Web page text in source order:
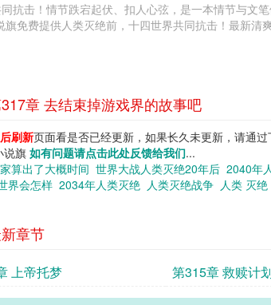
抗击！情节跌宕起伏、扣人心弦，是一本情节与文
免费提供人类灭绝前，十四世界共同抗击！最新清
章 去结束掉游戏界的故事吧
刷新页面看是否已经更新，如果长久未更新，请通
说旗 如有问题请点击此处反馈给我们...
算出了大概时间 世界大战人类灭绝20年后 2040年
界会怎样 2034年人类灭绝 人类灭绝战争 人类 灭绝
章节
上帝托梦 第315章 救赎计